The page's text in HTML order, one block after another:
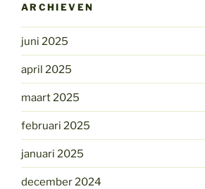
ARCHIEVEN
juni 2025
april 2025
maart 2025
februari 2025
januari 2025
december 2024